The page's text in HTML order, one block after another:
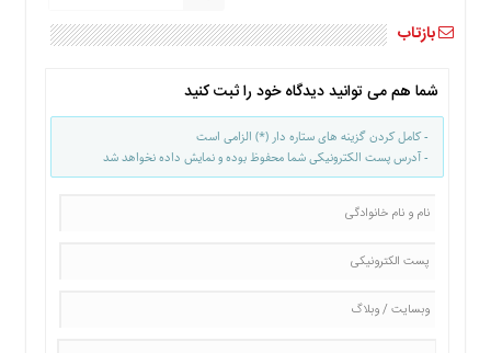
ارتباطبازتاب
شما هم می توانید دیدگاه خود را ثبت کنید
- کامل کردن گزینه های ستاره دار (*) الزامی است
- آدرس پست الکترونیکی شما محفوظ بوده و نمایش داده نخواهد شد